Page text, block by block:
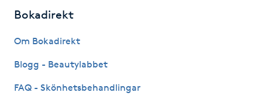
IR-massage
Bokadirekt
Om Bokadirekt
Blogg - Beautylabbet
FAQ - Skönhetsbehandlingar